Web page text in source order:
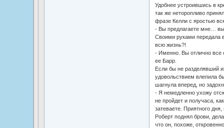
Удобнее устроившись в
так же неторопливо
фразе Келли с яростью
- Вы предлагаете мне… вы
Своими руками передала
всю жизнь?!
- Именно. Вы отлично все
ее Барр.
Если бы не разделявший
удовольствием влепила
шагнула вперед, но
- Я немедленно ухожу
не пройдет и получаса,
затеваете. Приятного
Роберт поднял брови,
что он, похоже,